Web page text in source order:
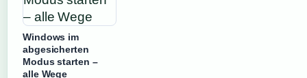
Windows im
abgesicherten
Modus starten –
alle Wege